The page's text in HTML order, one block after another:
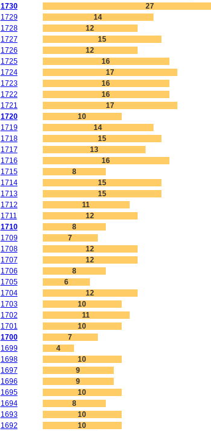
1730
27
1729
14
1728
12
1727
15
1726
12
1725
16
1724
17
1723
16
1722
16
1721
17
1720
10
1719
14
1718
15
1717
13
1716
16
1715
8
1714
15
1713
15
1712
11
1711
12
1710
8
1709
7
1708
12
1707
12
1706
8
1705
6
1704
12
1703
10
1702
11
1701
10
1700
7
1699
4
1698
10
1697
9
1696
9
1695
10
1694
8
1693
10
1692
10